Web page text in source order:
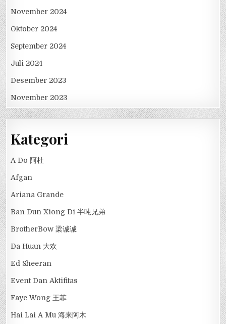
November 2024
Oktober 2024
September 2024
Juli 2024
Desember 2023
November 2023
Kategori
A Do 阿杜
Afgan
Ariana Grande
Ban Dun Xiong Di 半吨兄弟
BrotherBow 梁诚诚
Da Huan 大欢
Ed Sheeran
Event Dan Aktifitas
Faye Wong 王菲
Hai Lai A Mu 海来阿木